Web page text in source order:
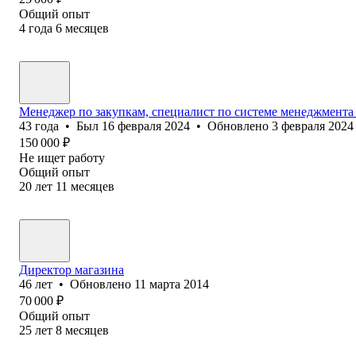
Общий опыт
4 года 6 месяцев
Менеджер по закупкам, специалист по системе
43 года • Был 16 февраля 2024 • Обновлено 3 февраля 2024
150 000 ₽
Не ищет работу
Общий опыт
20 лет 11 месяцев
Директор магазина
46 лет • Обновлено 11 марта 2014
70 000 ₽
Общий опыт
25 лет 8 месяцев